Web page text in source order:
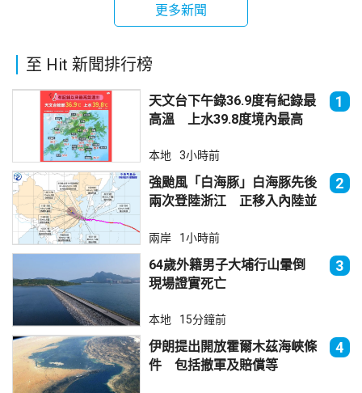
更多新聞
至 Hit 新聞排行榜
天文台下午錄36.9度有紀錄最
高溫 上水39.8度境內最高
1
本地 3小時前
強颱風「白海豚」白海豚先後
兩次登陸浙江 正移入內陸並
2
兩岸 1小時前
64歲外籍男子大埔行山暈倒
現場證實死亡
3
本地 15分鐘前
伊朗提出開放霍爾木茲海峽條
件 包括撤軍及賠償等
4